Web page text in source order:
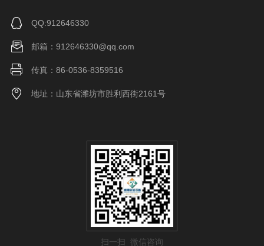
QQ:912646330
邮箱：912646330@qq.com
传真：86-0536-8359516
地址：山东省潍坊市胜利西街2161号
扫一扫 微信咨询